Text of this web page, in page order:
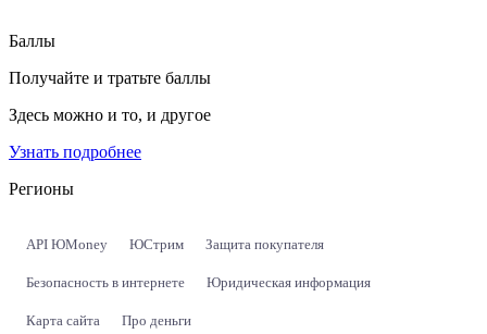
Баллы
Получайте и тратьте баллы
Здесь можно и то, и другое
Узнать подробнее
Регионы
API ЮMoney ЮСтрим Защита покупателя
Безопасность в интернете Юридическая информация
Карта сайта Про деньги